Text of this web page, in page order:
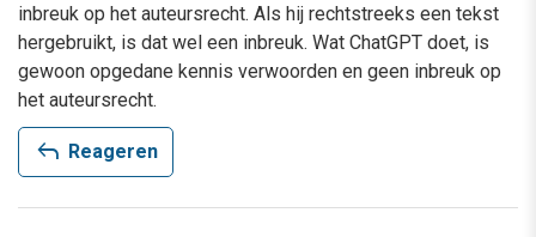
inbreuk op het auteursrecht. Als hij rechtstreeks een tekst
hergebruikt, is dat wel een inbreuk. Wat ChatGPT doet, is
gewoon opgedane kennis verwoorden en geen inbreuk op
het auteursrecht.
reply Reageren